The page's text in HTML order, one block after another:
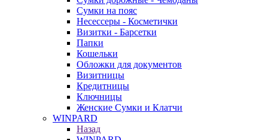
Сумки на пояс
Несессеры - Косметички
Визитки - Барсетки
Папки
Кошельки
Обложки для документов
Визитницы
Кредитницы
Ключницы
Женские Сумки и Клатчи
WINPARD
Назад